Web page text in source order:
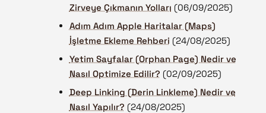
Zirveye Çıkmanın Yolları (06/09/2025)
Adım Adım Apple Haritalar (Maps)
İşletme Ekleme Rehberi (24/08/2025)
Yetim Sayfalar (Orphan Page) Nedir ve
Nasıl Optimize Edilir? (02/09/2025)
Deep Linking (Derin Linkleme) Nedir ve
Nasıl Yapılır? (24/08/2025)